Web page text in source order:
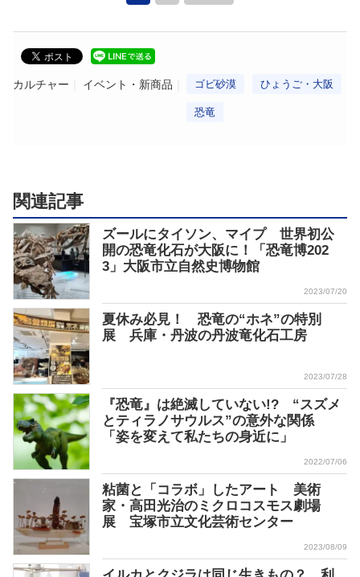
カルチャー イベント・新商品 ゴビ砂漠 ひょうご・大阪
恐竜
関連記事
ズールにタイソン、マイプ 世界初公
開の恐竜化石が大阪に！「恐竜博202
3」大阪市立自然史博物館
2023/07/20
夏休み必見！ 恐竜の“ホネ”の特別
展 兵庫・丹波の丹波竜化石工房
2023/07/28
『恐竜』は絶滅していない!? “スズメ
とティラノサウルス”の意外な関係
「姿を変えて私たちの身近に」
2022/07/06
粘菌と「コラボ」したアート 美術
家・高田光治のミクロコスモス劇場
展 宝塚市立文化芸術センター
2023/08/09